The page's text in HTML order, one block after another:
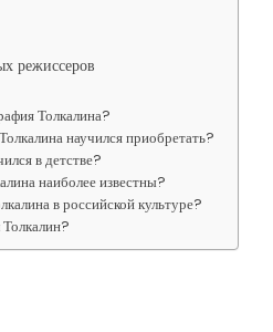
режиссеров
Толкалина?
научился приобретать?
в детстве?
наиболее известны?
в российской культуре?